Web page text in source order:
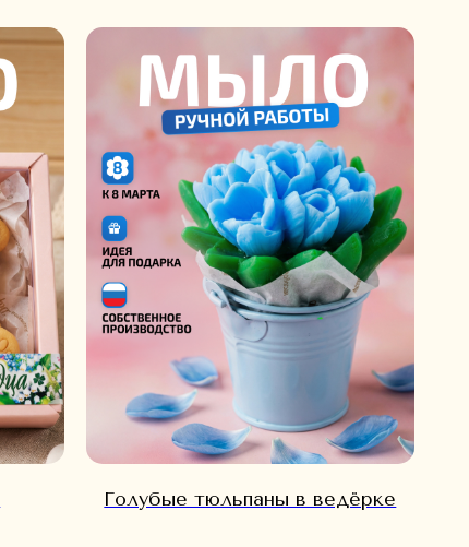
Голубые тюльпаны в ведёрке